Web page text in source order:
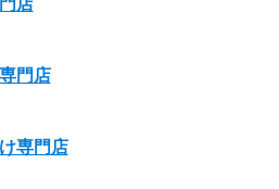
店
門店
専門店